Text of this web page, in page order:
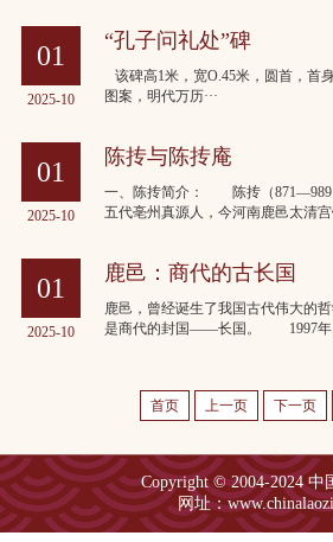
01
2025-10
“孔子问礼处”碑
该碑高1米，宽O.45米，圆首，首
图案，明代万历···
01
2025-10
陈抟与陈抟庵
一、陈抟简介： 陈抟（871—989
五代亳州真源人，今河南鹿邑太清宫
01
2025-10
鹿邑：商代的古长国
鹿邑，曾经诞生了我国古代伟大的
是商代的封国——长国。 1997年
首页 上一页 下一页
Copyright © 2004-2024 中
网址：